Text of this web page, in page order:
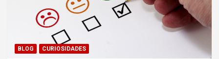
BLOG CURIOSIDADES